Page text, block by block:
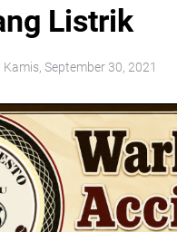
Listrik
Kamis, September 30, 2021